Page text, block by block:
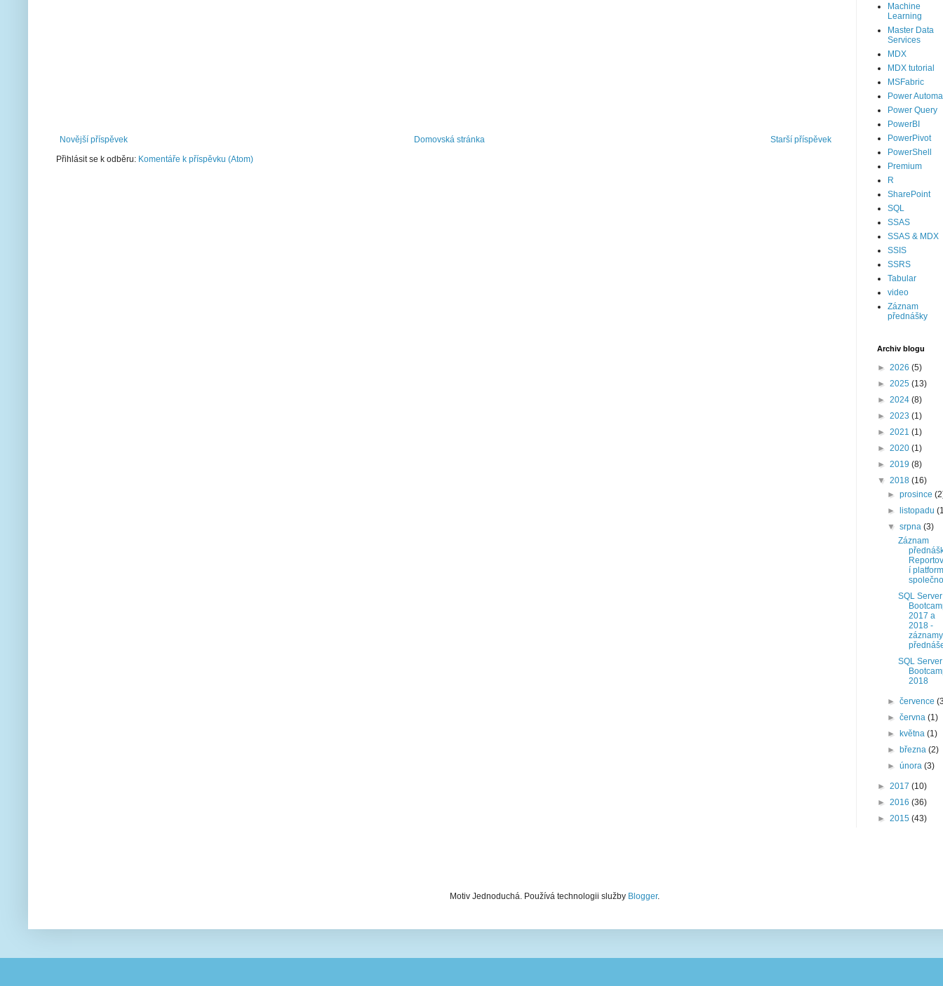
Novější příspěvek Starší příspěvek
Domovská stránka
Přihlásit se k odběru: Komentáře k příspěvku (Atom)
Machine
Learning
Master Data
Services
MDX
MDX tutorial
MSFabric
Power
Power Query
PowerBI
PowerPivot
PowerShell
Premium
R
SharePoint
SQL
SSAS
SSAS & MDX
SSIS
SSRS
Tabular
video
Záznam
přednášky
Archiv blogu
► 2026 (5)
► 2025 (13)
► 2024 (8)
► 2023 (1)
► 2021 (1)
► 2020 (1)
► 2019 (8)
▼ 2018 (16)
►prosince
►listopadu
▼srpna(3)
Záznam
í
SQL Server
2017 a
2018 -
záznamy
SQL Server
2018
►července
►června(1)
►května(1)
►března(2)
►února(3)
► 2017 (10)
► 2016 (36)
► 2015 (43)
Motiv Jednoduchá. Používá technologii služby Blogger.